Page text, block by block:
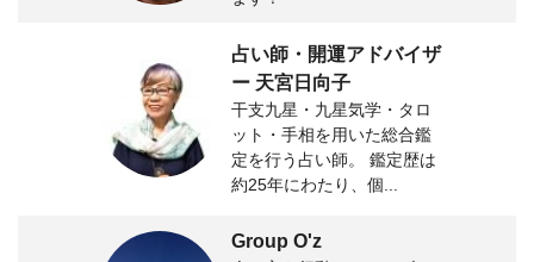
占い師・開運アドバイザ
ー 天宮日向子
干支九星・九星気学・タロ
ット・手相を用いた総合鑑
定を行う占い師。 鑑定歴は
約25年にわたり、個...
Group O'z